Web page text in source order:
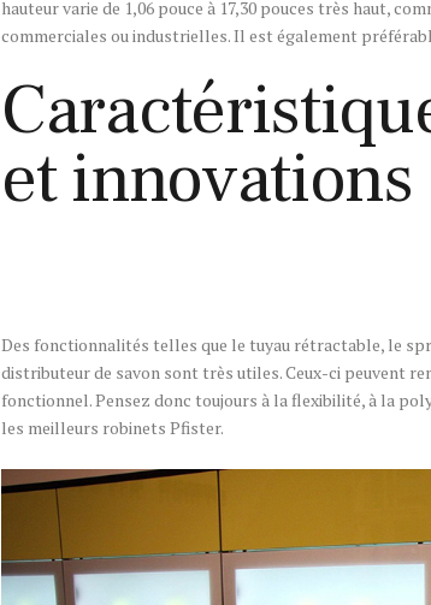
hauteur varie de 1,06 pouce à 17,30 pouces très haut,
commerciales ou industrielles. Il est également
et innovations
Des fonctionnalités telles que le tuyau rétractable, le
distributeur de savon sont très utiles. Ceux-ci peuvent
fonctionnel. Pensez donc toujours à la flexibilité, à la
les meilleurs robinets Pfister.